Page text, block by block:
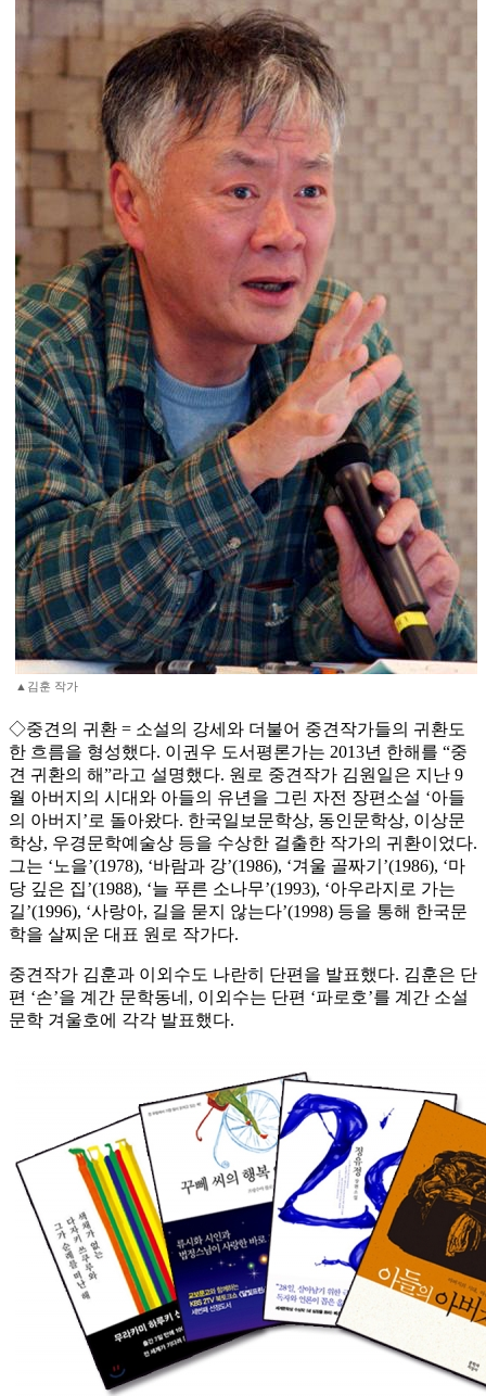
▲김훈 작가
◇중견의 귀환 = 소설의 강세와 더불어 중견작가들의 귀환도
한 흐름을 형성했다. 이권우 도서평론가는 2013년 한해를 “중
견 귀환의 해”라고 설명했다. 원로 중견작가 김원일은 지난 9
월 아버지의 시대와 아들의 유년을 그린 자전 장편소설 ‘아들
의 아버지’로 돌아왔다. 한국일보문학상, 동인문학상, 이상문
학상, 우경문학예술상 등을 수상한 걸출한 작가의 귀환이었다.
그는 ‘노을’(1978), ‘바람과 강’(1986), ‘겨울 골짜기’(1986), ‘마
당 깊은 집’(1988), ‘늘 푸른 소나무’(1993), ‘아우라지로 가는
길’(1996), ‘사랑아, 길을 묻지 않는다’(1998) 등을 통해 한국문
학을 살찌운 대표 원로 작가다.
중견작가 김훈과 이외수도 나란히 단편을 발표했다. 김훈은 단
편 ‘손’을 계간 문학동네, 이외수는 단편 ‘파로호’를 계간 소설
문학 겨울호에 각각 발표했다.